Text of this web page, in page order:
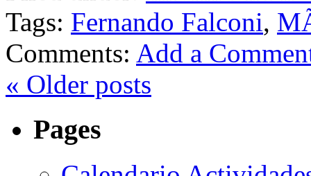
Tags: Fernando Falconi,
Comments: Add a
« Older posts
Pages